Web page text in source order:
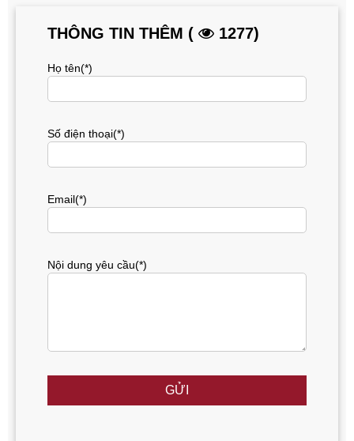
THÔNG TIN THÊM ( 1277)
Họ tên(*)
Số điện thoại(*)
Email(*)
Nội dung yêu cầu(*)
GỬI